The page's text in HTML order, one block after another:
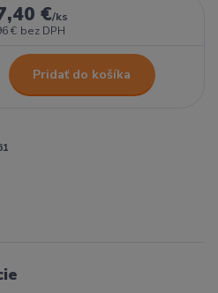
€/ks
€ bez DPH
Pridať do košíka